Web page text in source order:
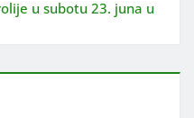
u subotu 23. juna u